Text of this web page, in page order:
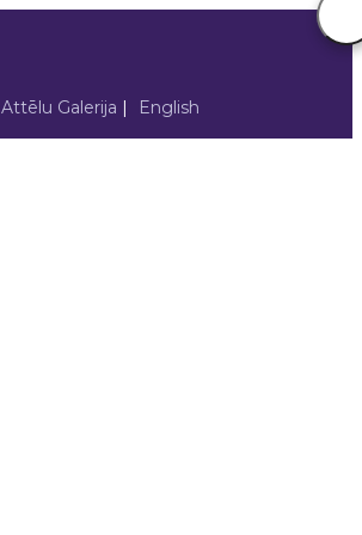
Attēlu Galerija | English